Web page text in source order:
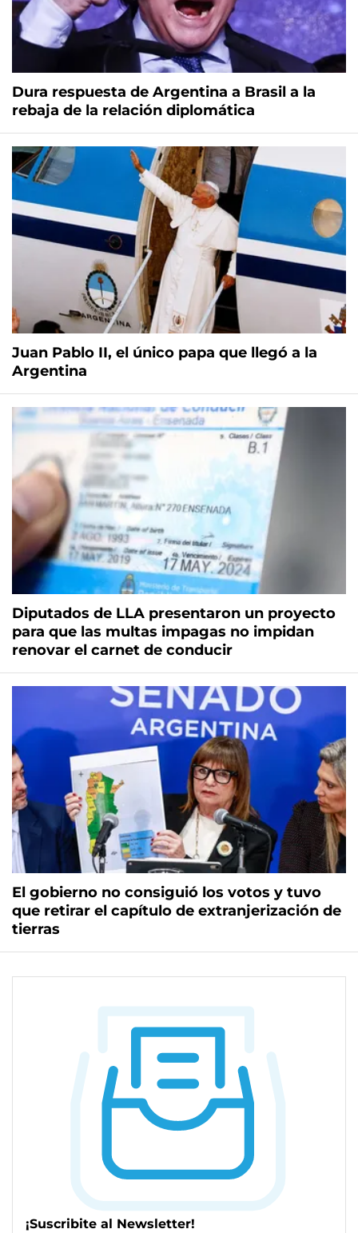
Dura respuesta de Argentina a Brasil a la
rebaja de la relación diplomática
Juan Pablo II, el único papa que llegó a la
Argentina
Diputados de LLA presentaron un proyecto
para que las multas impagas no impidan
renovar el carnet de conducir
El gobierno no consiguió los votos y tuvo
que retirar el capítulo de extranjerización de
tierras
¡Suscribite al Newsletter!